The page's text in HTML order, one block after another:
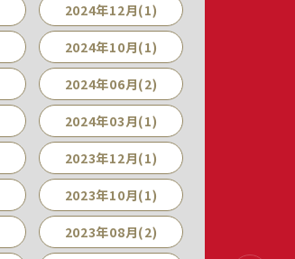
2024年12月(1)
2024年10月(1)
2024年06月(2)
2024年03月(1)
2023年12月(1)
2023年10月(1)
2023年08月(2)